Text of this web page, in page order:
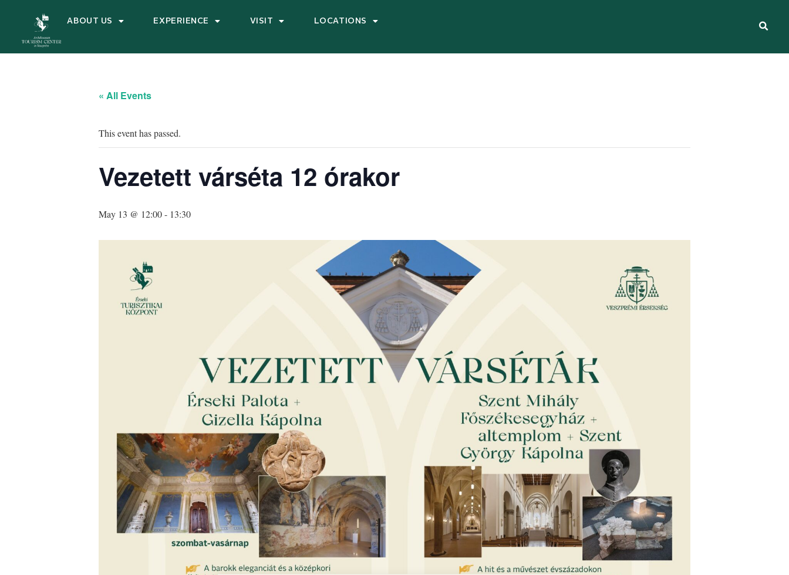
ABOUT US EXPERIENCE VISIT LOCATIONS
« All Events
This event has passed.
Vezetett várséta 12 órakor
May 13 @ 12:00- 13:30